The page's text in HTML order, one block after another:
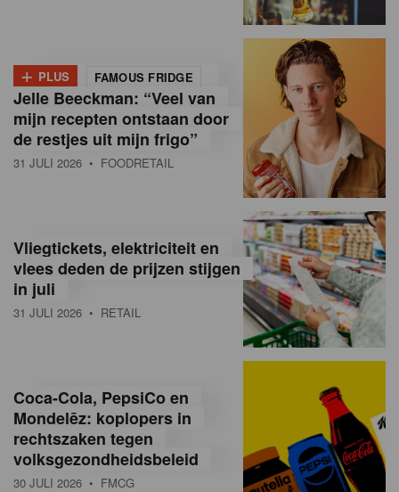
n
B
e
g
ë
e
a
+ PLUS FAMOUS FRIDGE
Jelle Beeckman: “Veel van
mijn recepten ontstaan door
de restjes uit mijn frigo”
31 JULI 2026 • FOODRETAIL
Vliegtickets, elektriciteit en
vlees deden de prijzen stijgen
in juli
31 JULI 2026 • RETAIL
Coca-Cola, PepsiCo en
Mondelēz: koplopers in
rechtszaken tegen
volksgezondheidsbeleid
30 JULI 2026 • FMCG